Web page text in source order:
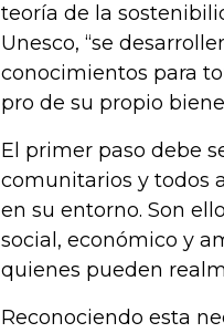
teoría de la
Unesco, “se
conocimientos para
pro de su propio
El primer paso debe
comunitarios y todos
en su entorno. Son
social, económico y
quienes pueden
Reconociendo esta